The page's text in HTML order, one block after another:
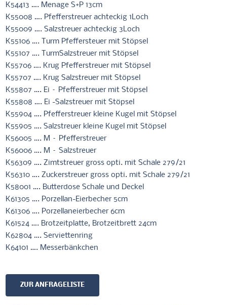
K54413 …. Menage S+P 13cm
K55008 …. Pfefferstreuer achteckig 1Loch
K55009 …. Salzstreuer achteckig 3Loch
K55106 …. Turm Pfeffersteuer mit Stöpsel
K55107 …. TurmSalzstreuer mit Stöpsel
K55706 …. Krug Pfefferstreuer mit Stöpsel
K55707 …. Krug Salzstreuer mit Stöpsel
K55807 …. Ei – Pfefferstreuer mit Stöpsel
K55808 …. Ei -Salzstreuer mit Stöpsel
K55904 …. Pfefferstreuer kleine Kugel mit Stöpsel
K55905 …. Salzstreuer kleine Kugel mit Stöpsel
K56005 …. M – Pfefferstreuer
K56006 …. M – Salzstreuer
K56309 …. Zimtstreuer gross opti. mit Schale 279/21
K56310 …. Zuckerstreuer gross opti. mit Schale 279/21
K58001 …. Butterdose Schale und Deckel
K61305 …. Porzellan-Eierbecher 5cm
K61306 …. Porzellaneierbecher 6cm
K61524 …. Brotzeitplatte, Brotzeitbrett 24cm
K62804 …. Serviettenring
K64101 …. Messerbänkchen
ZUR ANFRAGELISTE